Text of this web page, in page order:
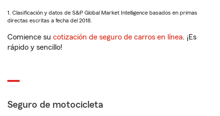
1. Clasificación y datos de S&P Global Market Intelligence basados en primas
directas escritas a fecha del 2018.
Comience su cotización de seguro de carros en línea. ¡Es
rápido y sencillo!
Seguro de motocicleta